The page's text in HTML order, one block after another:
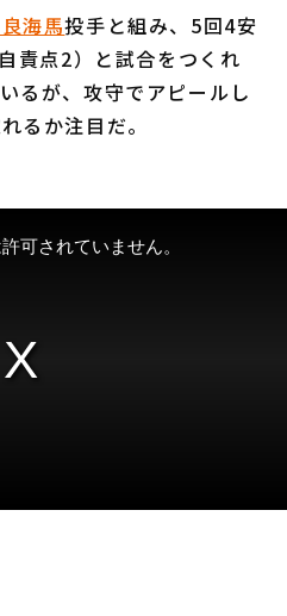
プライバシーポリシー
アルバイト募集
海馬投手と組み、5回4安
責点2）と試合をつくれ
るが、攻守でアピールし
るか注目だ。